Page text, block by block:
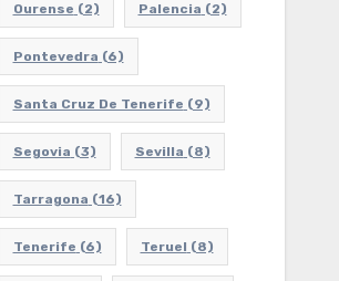
Ourense (2) Palencia (2)
Pontevedra (6)
Santa Cruz De Tenerife (9)
Segovia (3) Sevilla (8)
Tarragona (16)
Tenerife (6) Teruel (8)